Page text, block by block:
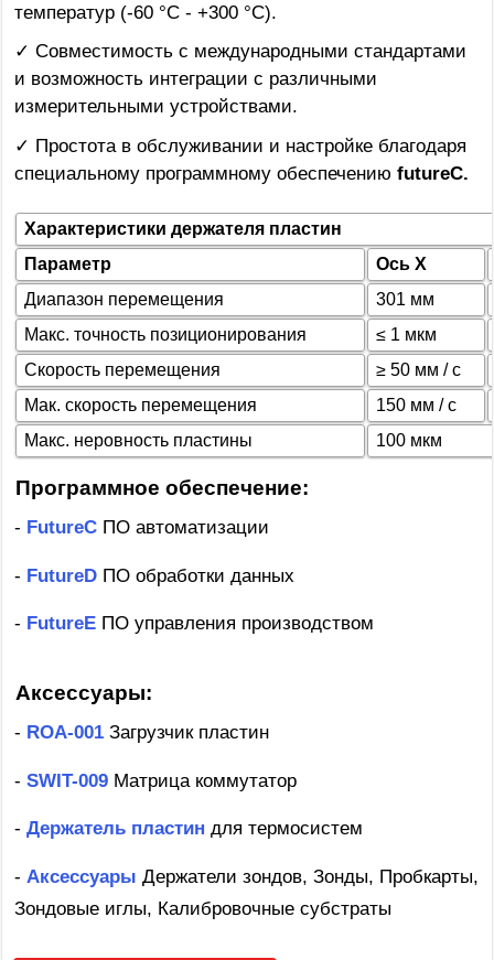
температур (-60 °С - +300 °С).
✓ Совместимость с международными стандартами
и возможность интеграции с различными
измерительными устройствами.
✓ Простота в обслуживании и настройке благодаря
специальному программному обеспечению futureC.
Характеристики держателя пластин
Параметр
Ось X
Диапазон перемещения
301 мм
Макс. точность позиционирования
≤ 1 мкм
Скорость перемещения
≥ 50 мм / с
Мак. скорость перемещения
150 мм / с
Макс. неровность пластины
100 мкм
Программное обеспечение:
- FutureCПО автоматизации
- FutureDПО обработки данных
- FutureEПО управления производством
Аксессуары:
- ROA-001Загрузчик пластин
- SWIT-009Матрица коммутатор
- Держатель пластин для термосистем
- Аксессуары Держатели зондов, Зонды, Пробкарты,
Зондовые иглы, Калибровочные субстраты